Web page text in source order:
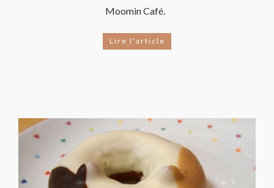
Moomin Café.
Lire l'article